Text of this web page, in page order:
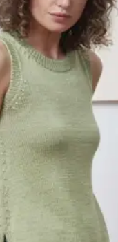
Anleitung in Größen
Schal
Schwierigkeit
mittel